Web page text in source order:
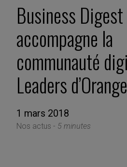
Business Digest
accompagne la
communauté
Leaders
1 mars 2018
Nos actus - 5 minutes